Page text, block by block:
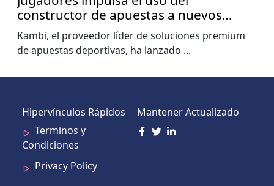
constructor de apuestas a nuevos
niveles, muestra el informe de la Copa
del Mundo de Kambi
Kambi, el proveedor líder de soluciones premium
de apuestas deportivas, ha lanzado ...
Hipervínculos Rápidos
Terminos y
Condiciones
Privacy Policy
Mantener Actualizado